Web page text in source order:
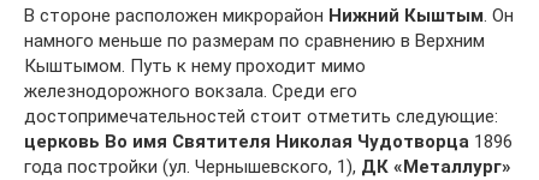
В стороне расположен микрорайон Нижний Кыштым. Он
намного меньше по размерам по сравнению в Верхним
Кыштымом. Путь к нему проходит мимо
железнодорожного вокзала. Среди его
достопримечательностей стоит отметить следующие:
церковь Во имя Святителя Николая Чудотворца 1896
года постройки (ул. Чернышевского, 1), ДК «Металлург»